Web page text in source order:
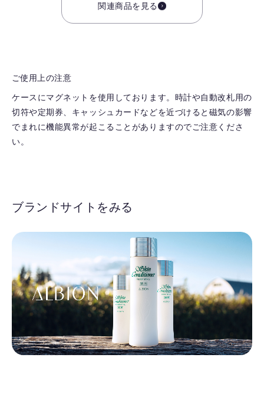
関連商品を見る
ご使用上の注意
ケースにマグネットを使用しております。時計や自動改札用の
切符や定期券、キャッシュカードなどを近づけると磁気の影響
でまれに機能異常が起こることがありますのでご注意くださ
い。
ブランドサイトをみる